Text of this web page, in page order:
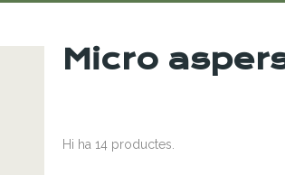
Micro
Hi ha 14 productes.